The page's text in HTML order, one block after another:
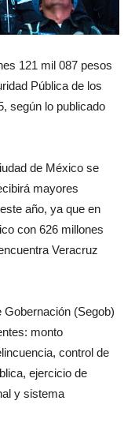
121 mil 087 pesos
Pública de los
según lo publicado
de México se
mayores
año, ya que en
con 626 millones
Veracruz
(Segob)
monto
control de
ejercicio de
y sistema